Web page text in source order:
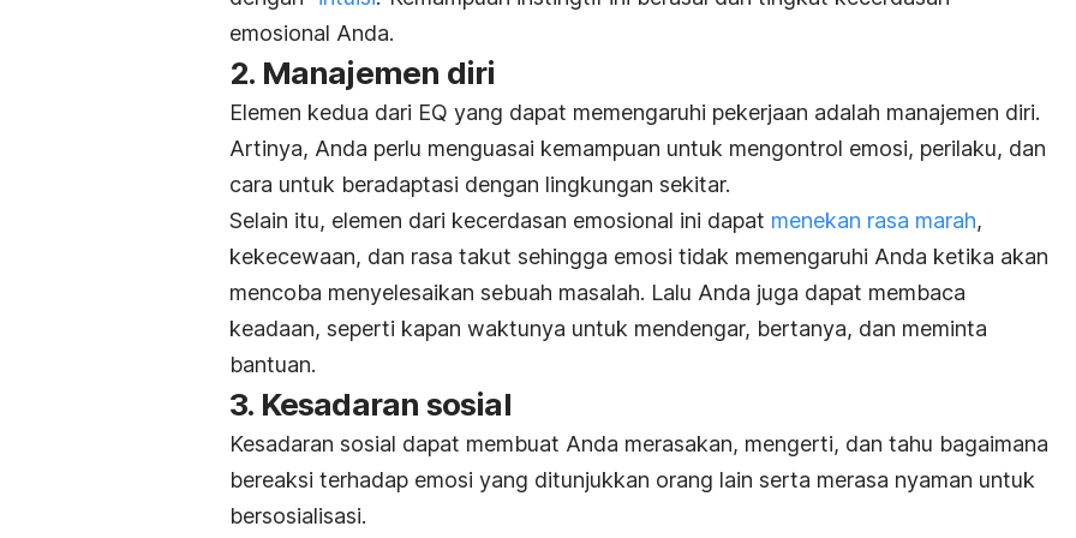
emosional Anda.
2. Manajemen diri
Elemen kedua dari EQ yang dapat memengaruhi pekerjaan adalah manajemen diri.
Artinya, Anda perlu menguasai kemampuan untuk mengontrol emosi, perilaku, dan
cara untuk beradaptasi dengan lingkungan sekitar.
Selain itu, elemen dari kecerdasan emosional ini dapat menekan rasa marah,
kekecewaan, dan rasa takut sehingga emosi tidak memengaruhi Anda ketika akan
mencoba menyelesaikan sebuah masalah. Lalu Anda juga dapat membaca
keadaan, seperti kapan waktunya untuk mendengar, bertanya, dan meminta
bantuan.
3. Kesadaran sosial
Kesadaran sosial dapat membuat Anda merasakan, mengerti, dan tahu bagaimana
bereaksi terhadap emosi yang ditunjukkan orang lain serta merasa nyaman untuk
bersosialisasi.